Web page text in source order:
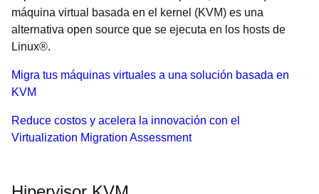
máquina virtual basada en el kernel (KVM) es una
alternativa open source que se ejecuta en los hosts de
Linux®.
Migra tus máquinas virtuales a una solución basada en
KVM
Reduce costos y acelera la innovación con el
Virtualization Migration Assessment